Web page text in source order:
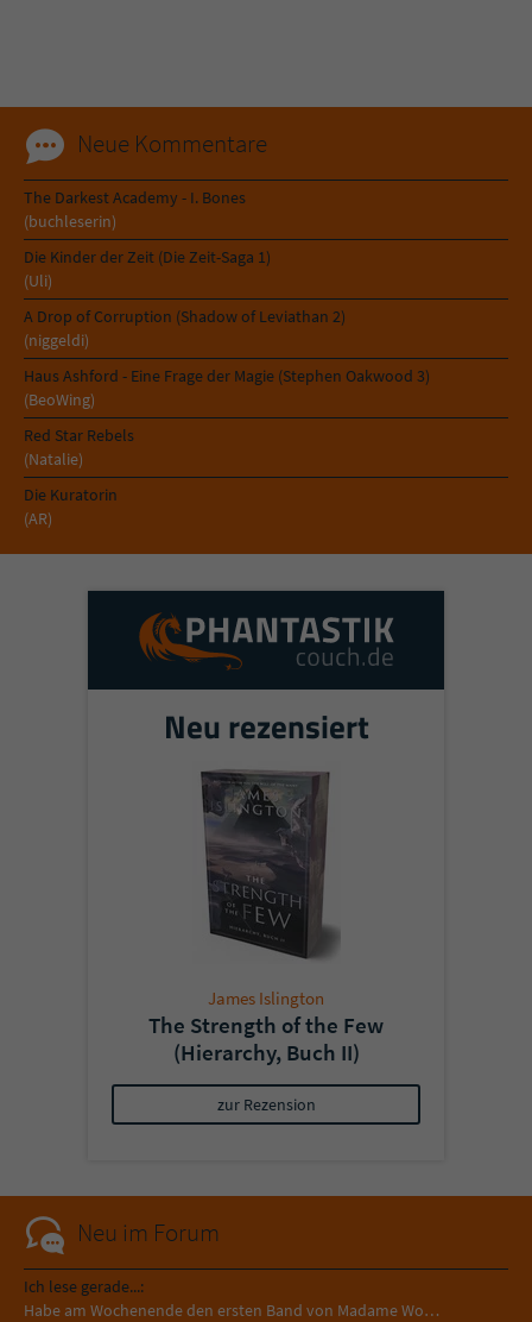
Neue Kommentare
The Darkest Academy - I. Bones
(buchleserin)
Die Kinder der Zeit (Die Zeit-Saga 1)
(Uli)
A Drop of Corruption (Shadow of Leviathan 2)
(niggeldi)
Haus Ashford - Eine Frage der Magie (Stephen Oakwood 3)
(BeoWing)
Red Star Rebels
(Natalie)
Die Kuratorin
(AR)
Neu rezensiert
James Islington
The Strength of the Few
(Hierarchy, Buch II)
zur Rezension
Neu im Forum
Ich lese gerade...:
Habe am Wochenende den ersten Band von Madame Wo…